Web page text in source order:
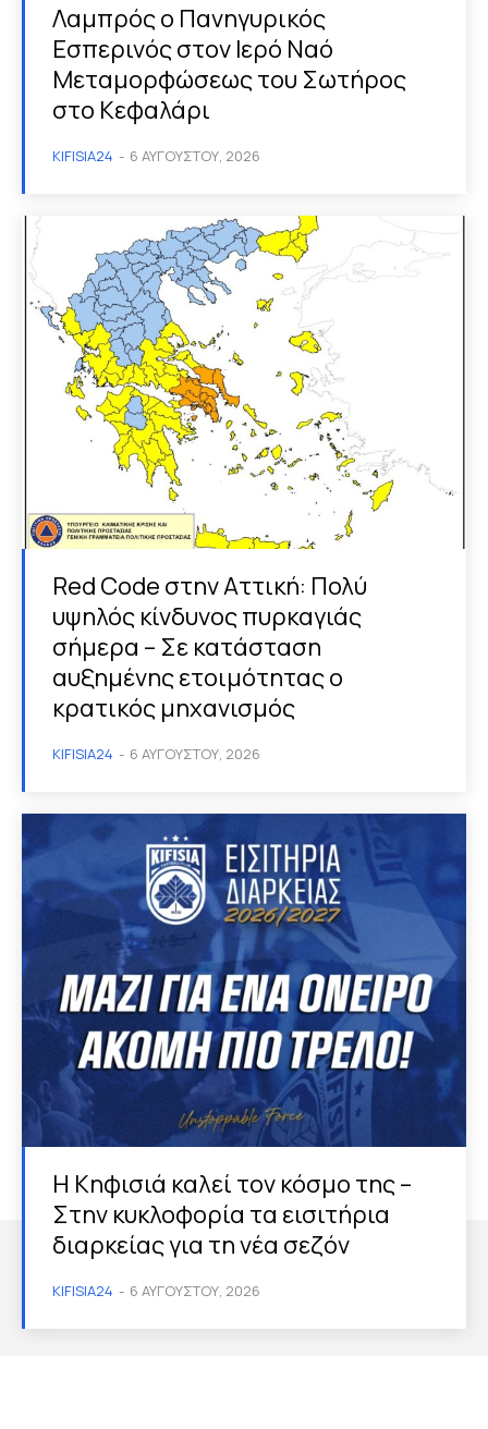
Λαμπρός ο Πανηγυρικός
Εσπερινός στον Ιερό Ναό
Μεταμορφώσεως του Σωτήρος
στο Κεφαλάρι
KIFISIA24 - 6 ΑΥΓΟΎΣΤΟΥ, 2026
Red Code στην Αττική: Πολύ
υψηλός κίνδυνος πυρκαγιάς
σήμερα – Σε κατάσταση
αυξημένης ετοιμότητας ο
κρατικός μηχανισμός
KIFISIA24 - 6 ΑΥΓΟΎΣΤΟΥ, 2026
Η Κηφισιά καλεί τον κόσμο της –
Στην κυκλοφορία τα εισιτήρια
διαρκείας για τη νέα σεζόν
KIFISIA24 - 6 ΑΥΓΟΎΣΤΟΥ, 2026